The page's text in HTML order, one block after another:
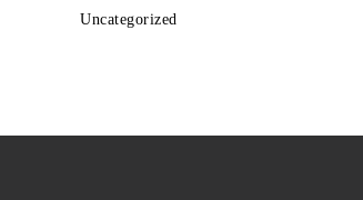
Uncategorized